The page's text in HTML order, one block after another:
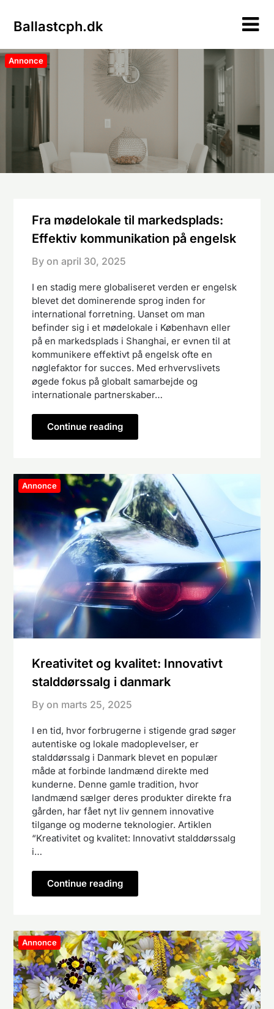
Ballastcph.dk
Annonce
Fra mødelokale til markedsplads:
Effektiv kommunikation på engelsk
By on april 30, 2025
I en stadig mere globaliseret verden er engelsk
blevet det dominerende sprog inden for
international forretning. Uanset om man
befinder sig i et mødelokale i København eller
på en markedsplads i Shanghai, er evnen til at
kommunikere effektivt på engelsk ofte en
nøglefaktor for succes. Med erhvervslivets
øgede fokus på globalt samarbejde og
internationale partnerskaber…
Continue reading
Annonce
Kreativitet og kvalitet: Innovativt
stalddørssalg i danmark
By on marts 25, 2025
I en tid, hvor forbrugerne i stigende grad søger
autentiske og lokale madoplevelser, er
stalddørssalg i Danmark blevet en populær
måde at forbinde landmænd direkte med
kunderne. Denne gamle tradition, hvor
landmænd sælger deres produkter direkte fra
gården, har fået nyt liv gennem innovative
tilgange og moderne teknologier. Artiklen
“Kreativitet og kvalitet: Innovativt stalddørssalg
i…
Continue reading
Annonce